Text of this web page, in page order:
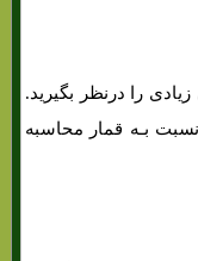
را درنظر بگیرید.
نسبت بـه قمار محاسبه